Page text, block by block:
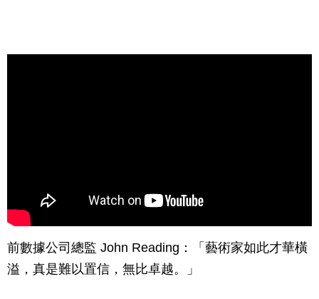
前數據公司總監 John Reading：「藝術家如此才華橫
溢，真是難以置信，無比卓越。」